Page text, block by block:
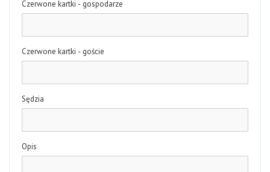
Czerwone kartki - gospodarze
Czerwone kartki - goście
Sędzia
Opis